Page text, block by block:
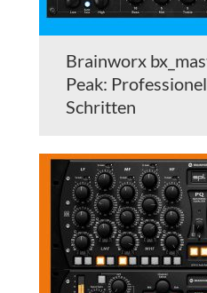
Brainworx
Peak:
Schritten